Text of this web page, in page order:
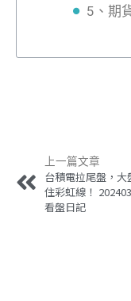
5、期
上一篇文章
台積電拉尾盤，大
住彩虹線！
看盤日記